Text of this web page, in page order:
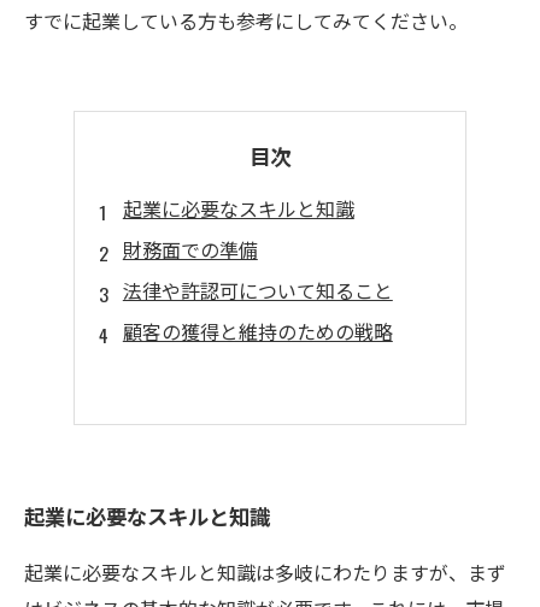
すでに起業している方も参考にしてみてください。
目次
起業に必要なスキルと知識
財務面での準備
法律や許認可について知ること
顧客の獲得と維持のための戦略
起業に必要なスキルと知識
起業に必要なスキルと知識は多岐にわたりますが、まず